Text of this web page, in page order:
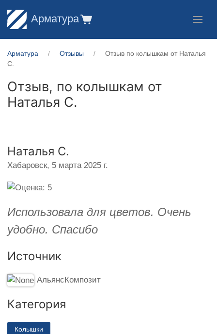
Арматура
Арматура Отзывы
Отзыв по колышкам от Наталья
С.
Отзыв, по колышкам от
Наталья С.
Наталья С.
Хабаровск, 5 марта 2025 г.
Использовала для цветов. Очень
удобно. Спасибо
Источник
АльянсКомпозит
Категория
Колышки